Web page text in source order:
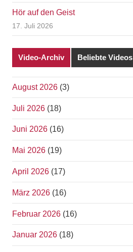
Hör auf den Geist
17. Juli 2026
Video-Archiv Beliebte Videos
August 2026 (3)
Juli 2026 (18)
Juni 2026 (16)
Mai 2026 (19)
April 2026 (17)
März 2026 (16)
Februar 2026 (16)
Januar 2026 (18)